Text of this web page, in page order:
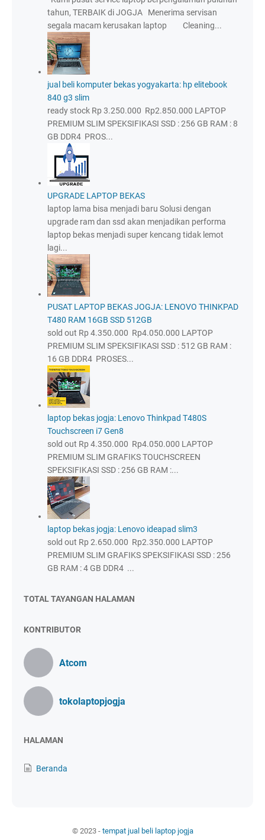
tahun, TERBAIK di JOGJA Menerima servisan
segala macam kerusakan laptop Cleaning...
jual beli komputer bekas yogyakarta: hp elitebook
840 g3 slim
ready stock Rp 3.250.000 Rp2.850.000 LAPTOP
PREMIUM SLIM SPEKSIFIKASI SSD : 256 GB RAM : 8
GB DDR4 PROS...
UPGRADE LAPTOP BEKAS
laptop lama bisa menjadi baru Solusi dengan
upgrade ram dan ssd akan menjadikan performa
laptop bekas menjadi super kencang tidak lemot
lagi...
PUSAT LAPTOP BEKAS JOGJA: LENOVO THINKPAD
T480 RAM 16GB SSD 512GB
sold out Rp 4.350.000 Rp4.050.000 LAPTOP
PREMIUM SLIM SPEKSIFIKASI SSD : 512 GB RAM :
16 GB DDR4 PROSES...
laptop bekas jogja: Lenovo Thinkpad T480S
Touchscreen i7 Gen8
sold out Rp 4.350.000 Rp4.050.000 LAPTOP
PREMIUM SLIM GRAFIKS TOUCHSCREEN
SPEKSIFIKASI SSD : 256 GB RAM :...
laptop bekas jogja: Lenovo ideapad slim3
sold out Rp 2.650.000 Rp2.350.000 LAPTOP
PREMIUM SLIM GRAFIKS SPEKSIFIKASI SSD : 256
GB RAM : 4 GB DDR4 ...
TOTAL TAYANGAN HALAMAN
KONTRIBUTOR
Atcom
tokolaptopjogja
HALAMAN
Beranda
© 2023 - tempat jual beli laptop jogja